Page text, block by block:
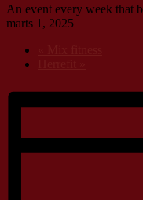
An event every week that
marts 1, 2025